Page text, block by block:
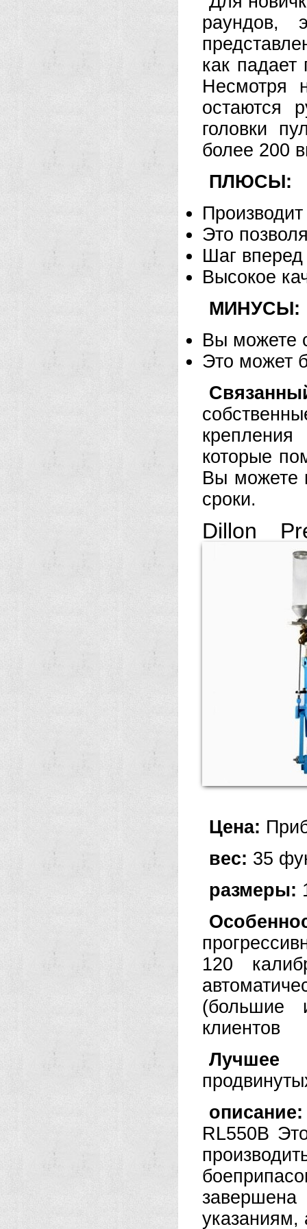
раундов,
как
Несмотря
остаются
головки
более 200
ПЛЮСЫ:
Это
Шаг
Высокое
МИНУСЫ:
Вы можете
Это может
которые
Вы можете
сроки.
Dillon
Цена:
вес: 35
размеры:
120
(большие
клиентов
Лучшее
RL550B
завершена
указаниям,